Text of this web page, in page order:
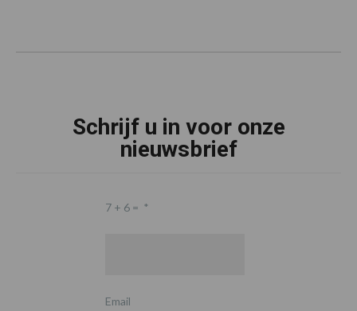
Schrijf u in voor onze
nieuwsbrief
7 + 6 = *
Email